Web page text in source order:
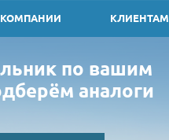
КЛИЕНТАМ
по вашим
аналоги